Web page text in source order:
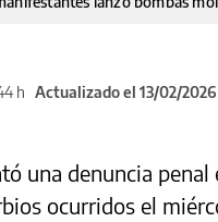
h Actualizado el 13/02/2026
una denuncia penal
ocurridos el